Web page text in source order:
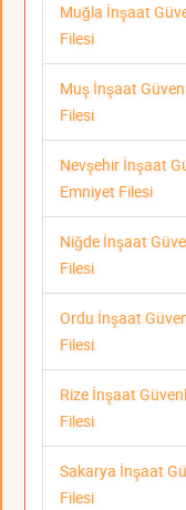
Muğla İnşaat
Filesi
Muş İnşaat
Filesi
Nevşehir İnşaat
Emniyet Filesi
Niğde İnşaat
Filesi
Ordu İnşaat
Filesi
Rize İnşaat
Filesi
Sakarya İnşaat
Filesi